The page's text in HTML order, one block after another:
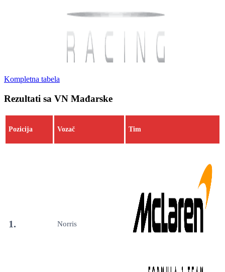
Kompletna tabela
Rezultati sa VN Mađarske
Pozicija Vozač Tim
1. Norris